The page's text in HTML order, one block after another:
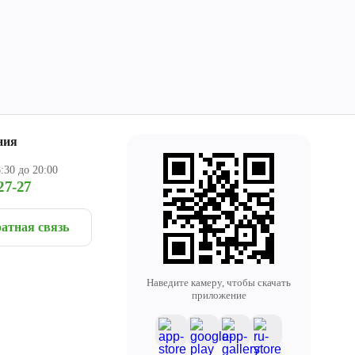
до 20:00
27
связь
Наведите камеру, чтобы скачать
приложение